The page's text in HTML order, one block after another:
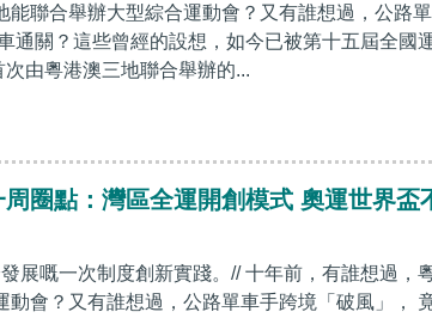
能聯合舉辦大型綜合運動會？又有誰想過，公路
通關？這些曾經的設想，如今已被第十五屆全國
由粵港澳三地聯合舉辦的...
周圈點：灣區全運開創模式 奧運世界盃
展嘅一次制度創新實踐。// 十年前，有誰想過，
動會？又有誰想過，公路單車手跨境「破風」，